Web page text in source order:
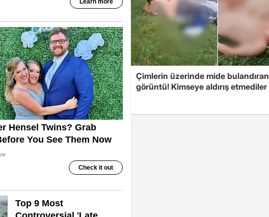
Çimlerin üzerinde mide bulandıran
görüntü! Kimseye aldırış etmediler